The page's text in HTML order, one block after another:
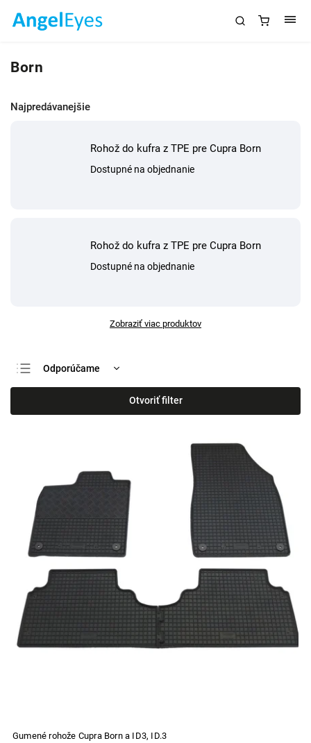
Born
Najpredávanejšie
Rohož do kufra z TPE pre Cupra Born
Dostupné na objednanie
Rohož do kufra z TPE pre Cupra Born
Dostupné na objednanie
Zobraziť viac produktov
Odporúčame
Najlacnejšie
Najdrahšie
Otvoriť filter
Gumené rohože Cupra Born a ID3, ID.3